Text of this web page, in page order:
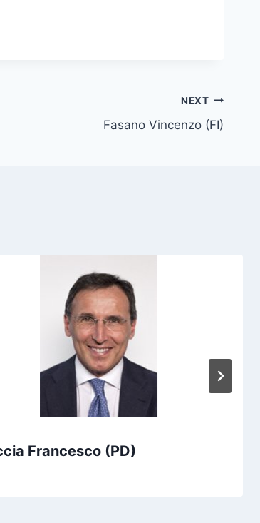
NEXT
Fasano Vincenzo (FI)
Francesco (PD)